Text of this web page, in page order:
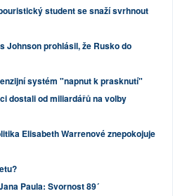
student se snaží svrhnout
Johnson prohlásil, že Rusko do
systém "napnut k prasknutí"
dostali od miliardářů na volby
Elisabeth Warrenové znepokojuje
Paula: Svornost 89´